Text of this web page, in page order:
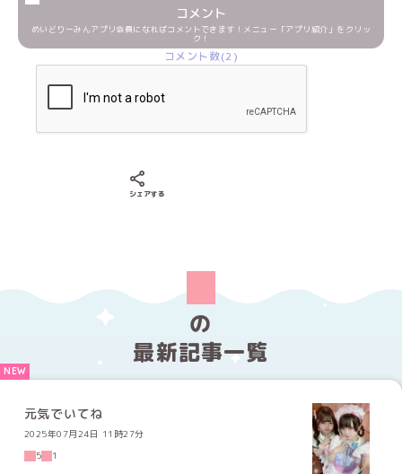
コメント
めいどりーみんアプリ会員になればコメントできます！メニュー「アプリ紹介」をクリッ
ク！
コメント数(2)
シェアする
の
最新記事一覧
元気でいてね
2025年07月24日 11時27分
5
1